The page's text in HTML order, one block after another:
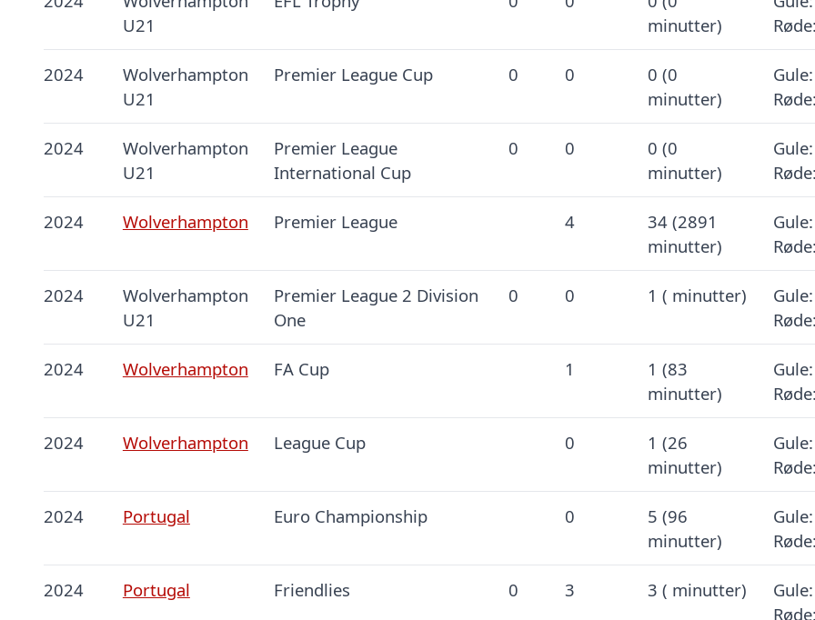
U21
minutter)
2024
Wolverhampton
U21
Premier League Cup 0 0
0 (0
minutter)
2024
Wolverhampton
U21
Premier League
International Cup
0 0
0 (0
minutter)
2024 Wolverhampton Premier League 4
34 (2891
minutter)
2024
Wolverhampton
U21
Premier League 2 Division
One
0 0 1 ( minutter)
2024 Wolverhampton FA Cup 1
1 (83
minutter)
2024 Wolverhampton League Cup 0
1 (26
minutter)
2024 Portugal Euro Championship 0
5 (96
minutter)
2024 Portugal Friendlies 0 3 3 ( minutter)